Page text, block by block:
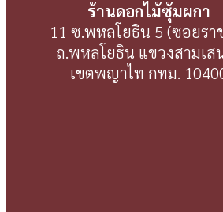
ร้านดอกไม้ซุ้มผกา
11 ซ.พหลโยธิน 5 (ซอยรา
ถ.พหลโยธิน แขวงสามเส
เขตพญาไท กทม.